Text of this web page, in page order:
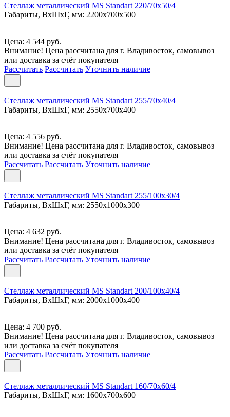
Стеллаж металлический MS Standart 220/70x50/4
Габариты, ВxШxГ, мм: 2200x700x500
Цена: 4 544 руб.
Внимание! Цена рассчитана для г. Владивосток, самовывоз
или доставка за счёт покупателя
Рассчитать Рассчитать Уточнить наличие
Стеллаж металлический MS Standart 255/70x40/4
Габариты, ВxШxГ, мм: 2550x700x400
Цена: 4 556 руб.
Внимание! Цена рассчитана для г. Владивосток, самовывоз
или доставка за счёт покупателя
Рассчитать Рассчитать Уточнить наличие
Стеллаж металлический MS Standart 255/100x30/4
Габариты, ВxШxГ, мм: 2550x1000x300
Цена: 4 632 руб.
Внимание! Цена рассчитана для г. Владивосток, самовывоз
или доставка за счёт покупателя
Рассчитать Рассчитать Уточнить наличие
Стеллаж металлический MS Standart 200/100x40/4
Габариты, ВxШxГ, мм: 2000x1000x400
Цена: 4 700 руб.
Внимание! Цена рассчитана для г. Владивосток, самовывоз
или доставка за счёт покупателя
Рассчитать Рассчитать Уточнить наличие
Стеллаж металлический MS Standart 160/70x60/4
Габариты, ВxШxГ, мм: 1600x700x600